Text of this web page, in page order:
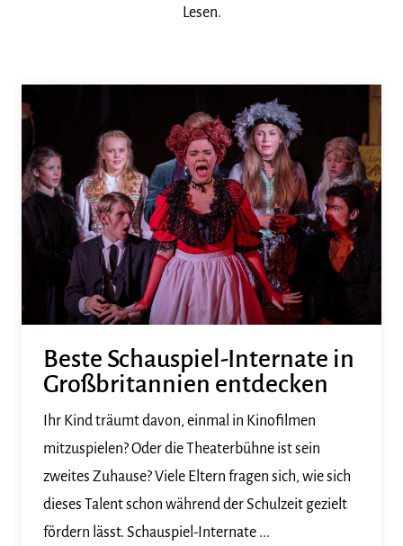
Lesen.
Beste Schauspiel-Internate in
Großbritannien entdecken
Ihr Kind träumt davon, einmal in Kinofilmen
mitzuspielen? Oder die Theaterbühne ist sein
zweites Zuhause? Viele Eltern fragen sich, wie sich
dieses Talent schon während der Schulzeit gezielt
fördern lässt. Schauspiel-Internate ...